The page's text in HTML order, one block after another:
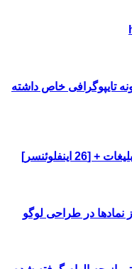
تایپوگرافی خاص داشته
اینفلوئنسر]
نمادها در طراحی لوگو